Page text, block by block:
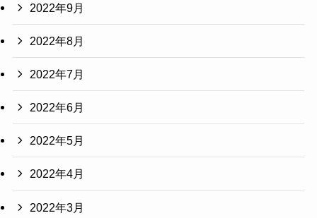
2022年9月
2022年8月
2022年7月
2022年6月
2022年5月
2022年4月
2022年3月